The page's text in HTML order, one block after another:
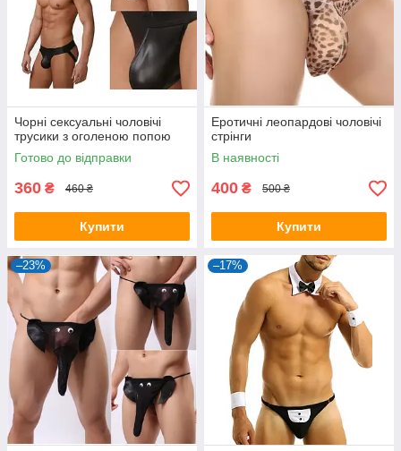
Чорні сексуальні чоловічі
трусики з оголеною попою
Готово до відправки
360 ₴ 460 ₴
Купити
Еротичні леопардові чоловічі
стрінги
В наявності
400 ₴ 500 ₴
Купити
–23% –17%